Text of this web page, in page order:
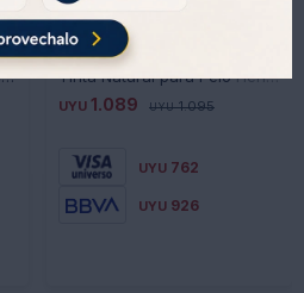
Crema Tratamiento Kerasys 35781 Moisture Ampoule 300ML Tinta Natural para Pelo Henna Crema 70 Ml - CHOCOLATE
UYU 1.089 UYU 1.095
UYU 762
UYU 926